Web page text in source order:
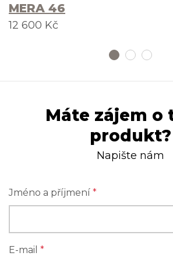
MERA 46
12 600 Kč
Máte zájem o
produkt?
Napište nám
Jméno a příjmení *
E-mail *